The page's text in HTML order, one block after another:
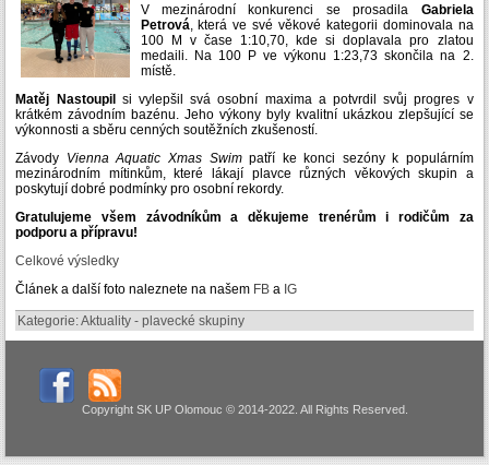
V mezinárodní konkurenci se prosadila Gabriela
Petrová , která ve své věkové kategorii dominovala na
100 M v čase 1:10,70, kde si doplavala pro zlatou
medaili. Na 100 P ve výkonu 1:23,73 skončila na 2.
místě.
Matěj Nastoupilsi vylepšil svá osobní maxima a potvrdil svůj progres v
krátkém závodním bazénu. Jeho výkony byly kvalitní ukázkou zlepšující se
výkonnosti a sběru cenných soutěžních zkušeností.
Závody Vienna Aquatic Xmas Swimpatří ke konci sezóny k populárním
mezinárodním mítinkům, které lákají plavce různých věkových skupin a
poskytují dobré podmínky pro osobní rekordy.
Gratulujeme všem závodníkům a děkujeme trenérům i rodičům za
podporu a přípravu!
Celkové výsledky
Článek a další foto naleznete na našem FB a IG
Kategorie:Aktuality - plavecké skupiny
Copyright SK UP Olomouc © 2014-2022. All Rights Reserved.